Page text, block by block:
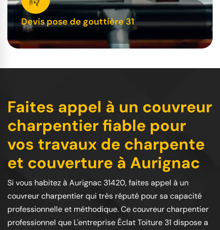
Devis pose de gouttière 31
Faites appel à un couvreur
charpentier fiable pour
vos travaux de charpente
et couverture à Aurignac
Si vous habitez à Aurignac 31420, faites appel à un
couvreur charpentier qui très réputé pour sa capacité
professionnelle et méthodique. Ce couvreur charpentier
professionnel que L'entreprise Éclat Toiture 31 dispose a